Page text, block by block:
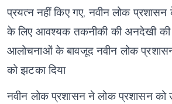
प्रयत्न नहीं किए गए,नवीन लोक प्रशासन
के लिए आवश्यक तकनीकी की अनदेखी
आलोचनाओं के बावजूद नवीन लोक प्रशासन
को झटका दिया
नवीन लोक प्रशासन ने लोक प्रशासन को